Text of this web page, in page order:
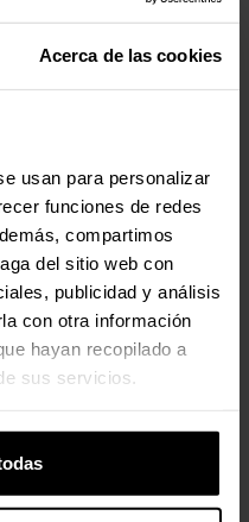
Acerca de las cookies
usan para personalizar
funciones de redes
compartimos
del sitio web con
publicidad y análisis
con otra información
hayan recopilado a
sus servicios.